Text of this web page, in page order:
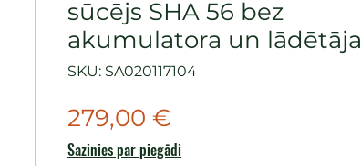
sūcējs SHA 56 bez
akumulatora un lādētāja
SKU: SA020117104
279,00 €
Sazinies par piegādi